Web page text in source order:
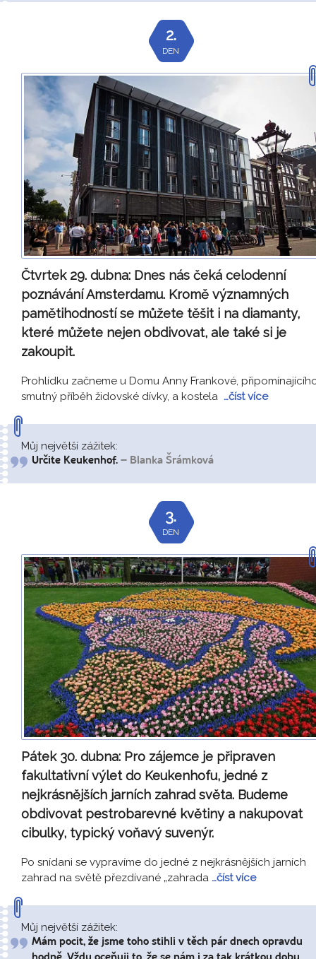
2.
DEN
Čtvrtek 29. dubna: Dnes nás čeká celodenní
poznávání Amsterdamu. Kromě významných
pamětihodností se můžete těšit i na diamanty,
které můžete nejen obdivovat, ale také si je
zakoupit.
Prohlídku začneme u Domu Anny Frankové,
smutný příběh židovské dívky, a kostela …číst více
Můj největší zážitek:
Určite Keukenhof. – Blanka Šrámková
3.
DEN
Pátek 30. dubna: Pro zájemce je připraven
fakultativní výlet do Keukenhofu, jedné z
nejkrásnějších jarních zahrad světa. Budeme
obdivovat pestrobarevné květiny a nakupovat
cibulky, typický voňavý suvenýr.
Po snídani se vypravíme do jedné z nejkrásnějších jarních
zahrad na světě přezdívané „zahrada …číst více
Můj největší zážitek:
Mám pocit, že jsme toho stihli v těch pár dnech opravdu